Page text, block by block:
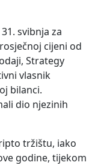
svibnja za
cijeni od
Strategy
vlasnik
bilanci.
dio njezinih
tržištu, iako
godine, tijekom